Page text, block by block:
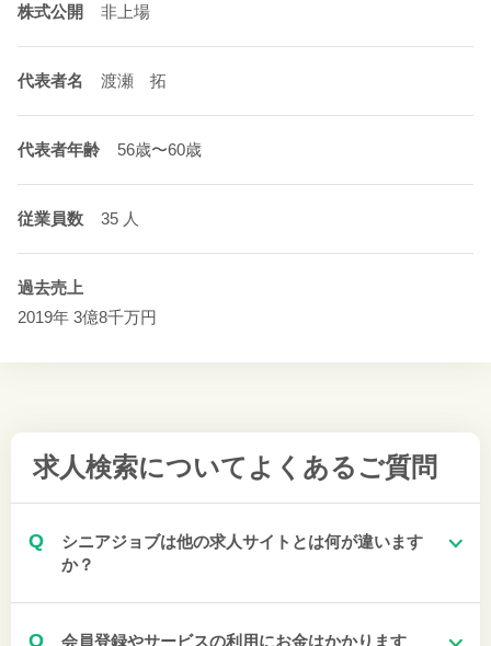
株式公開 非上場
代表者名 渡瀬 拓
代表者年齢 56歳〜60歳
従業員数 35 人
過去売上
2019年 3億8千万円
求人検索について よくあるご質問
Q
シニアジョブは他の求人サイトとは何が違います
か？
Q
会員登録やサービスの利用にお金はかかります